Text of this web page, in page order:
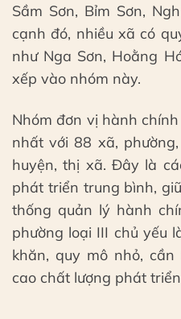
Sầm Sơn, Bỉm Sơn,
cạnh đó, nhiều xã có
như Nga Sơn, Hoằng
xếp vào nhóm này.
Nhóm đơn vị hành
nhất với 88 xã,
huyện, thị xã. Đây là
phát triển trung bình,
thống quản lý hành
phường loại III chủ yếu
khăn, quy mô nhỏ,
cao chất lượng phát